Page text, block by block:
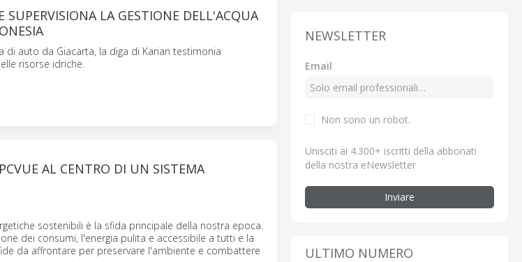
SUPERVISIONA LA GESTIONE DELL'ACQUA
di auto da Giacarta, la diga di Karian testimonia
risorse idriche.
AL CENTRO DI UN SISTEMA
sostenibili è la sfida principale della nostra epoca.
dei consumi, l'energia pulita e accessibile a tutti e la
da affrontare per preservare l'ambiente e combattere
NEWSLETTER
Email
Non sono un robot.
Unisciti ai 4.300+ iscritti della abbonati
della nostra eNewsletter
Inviare
ULTIMO NUMERO